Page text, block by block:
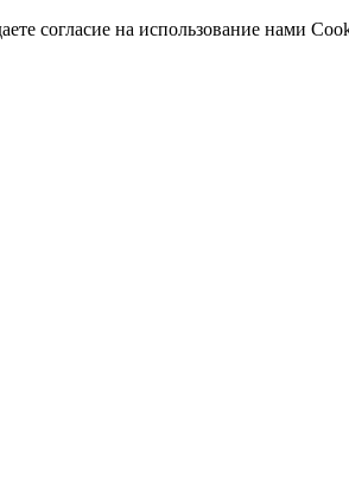
согласие на использование нами